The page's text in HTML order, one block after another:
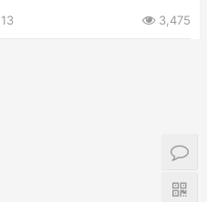
3,475